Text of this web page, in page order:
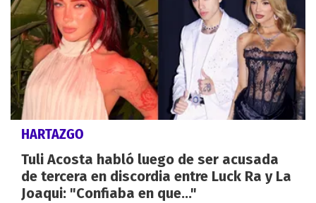
HARTAZGO
Tuli Acosta habló luego de ser acusada
de tercera en discordia entre Luck Ra y La
Joaqui: "Confiaba en que..."